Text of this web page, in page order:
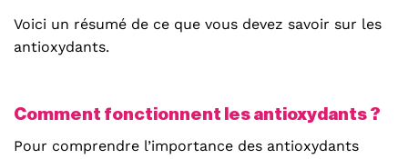
Voici un résumé de ce que vous devez savoir sur les
antioxydants.
Comment fonctionnent les antioxydants ?
Pour comprendre l’importance des antioxydants